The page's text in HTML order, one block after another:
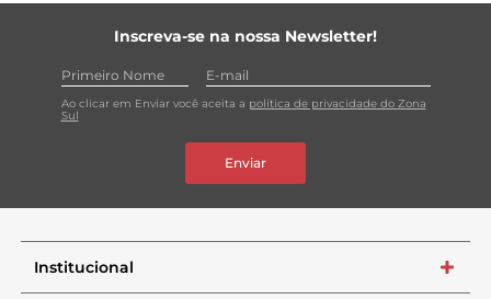
Inscreva-se na nossa Newsletter!
Ao clicar em Enviar você aceita a política de privacidade do Zona
Sul
Enviar
Institucional +